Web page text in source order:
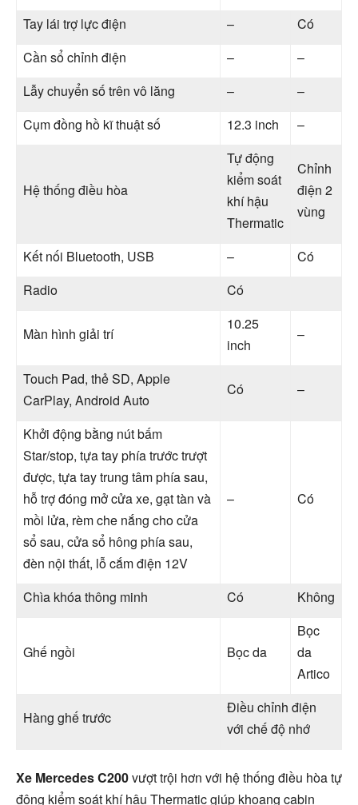
Tay lái trợ lực điện
–
Có
Cần sổ chỉnh điện
–
–
Lẫy chuyển số trên vô lăng
–
–
Cụm đồng hồ kĩ thuật số
12.3 inch –
Hệ thống điều hòa
Tự động
kiểm soát
khí hậu
Thermatic
Chỉnh
điện 2
vùng
Kết nối Bluetooth, USB –
Có
Radio
Có
Màn hình giải trí
10.25
inch
–
Touch Pad, thẻ SD, Apple
CarPlay, Android Auto
Có –
Khởi động bằng nút bấm
Star/stop, tựa tay phía trước trượt
được, tựa tay trung tâm phía sau,
hỗ trợ đóng mở cửa xe, gạt tàn và
mồi lửa, rèm che nắng cho cửa
sổ sau, cửa sổ hông phía sau,
đèn nội thất, lỗ cắm điện 12V
– Có
Chìa khóa thông minh Có Không
Ghế ngồi Bọc da
Bọc
da
Artico
Hàng ghế trước
Điều chỉnh điện
với chế độ nhớ
Xe Mercedes C200vượt trội hơn với hệ thống điều hòa tự
động kiểm soát khí hậu Thermatic giúp khoang cabin